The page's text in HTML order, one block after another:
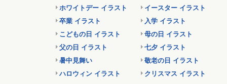
ホワイトデー イラスト
イースター イラスト
卒業 イラスト
入学 イラスト
こどもの日 イラスト
母の日 イラスト
父の日 イラスト
七夕 イラスト
暑中見舞い
敬老の日 イラスト
ハロウィン イラスト
クリスマス イラスト